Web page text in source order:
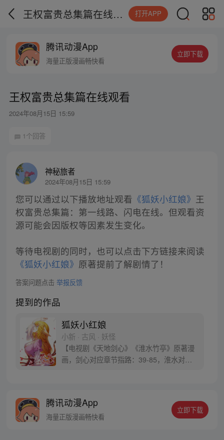
王权富贵总集篇在线观看 打开APP
腾讯动漫App
海量正版漫画畅快看
立即下载
王权富贵总集篇在线观看
2024年08月15日 15:59
1个回答
神秘旅者
2024年08月15日 15:59
您可以通过以下播放地址观看 《狐妖小红娘》 王
权富贵总集篇：第一线路、闪电在线。但观看资
源可能会因版权等因素发生变化。
等待电视剧的同时，也可以点击下方链接来阅读
《狐妖小红娘》 原著提前了解剧情了！
答案问题点击 举报反馈
提到的作品
狐妖小红娘
小新 · 古风 · 妖怪
【电视剧《天地剑心》《淮水竹亭》原著漫
画，剑心对应章节指路：39-85，淮水对应
腾讯动漫App
海量正版漫画畅快看
立即下载